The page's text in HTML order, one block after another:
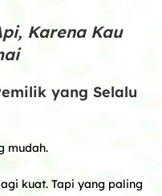
Karena Kau
yang Selalu
mudah.
kuat. Tapi yang paling